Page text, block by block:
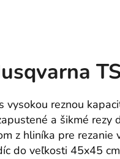
vysokou reznou
a šikmé rezy
z hliníka pre
do veľkosti 45x45